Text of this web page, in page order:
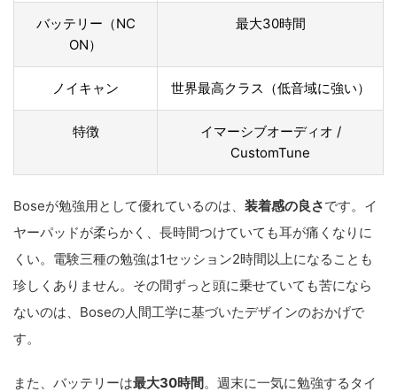
バッテリー（NC
ON）
最大30時間
ノイキャン 世界最高クラス（低音域に強い）
特徴
イマーシブオーディオ /
CustomTune
Boseが勉強用として優れているのは、 装着感の良さです。イ
ヤーパッドが柔らかく、長時間つけていても耳が痛くなりに
くい。電験三種の勉強は1セッション2時間以上になることも
珍しくありません。その間ずっと頭に乗せていても苦になら
ないのは、Boseの人間工学に基づいたデザインのおかげで
す。
また、バッテリーは最大30時間。週末に一気に勉強するタイ